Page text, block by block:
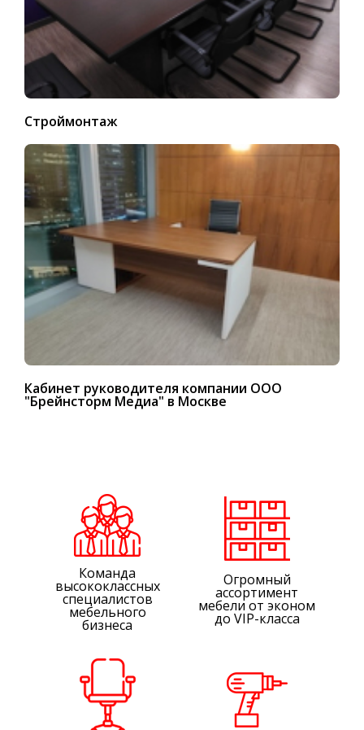
Строймонтаж
Кабинет руководителя компании ООО
"Брейнсторм Медиа" в Москве
Команда
высококлассных
специалистов
мебельного
бизнеса
Огромный
ассортимент
мебели от эконом
до VIP-класса